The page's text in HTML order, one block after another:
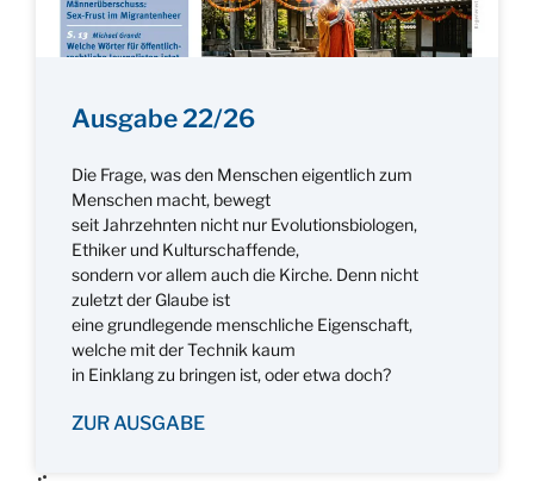
Ausgabe 22/26
Die Frage, was den Menschen eigentlich zum
Menschen macht, bewegt
seit Jahrzehnten nicht nur Evolutionsbiologen,
Ethiker und Kulturschaffende,
sondern vor allem auch die Kirche. Denn nicht
zuletzt der Glaube ist
eine grundlegende menschliche Eigenschaft,
welche mit der Technik kaum
in Einklang zu bringen ist, oder etwa doch?
ZUR AUSGABE